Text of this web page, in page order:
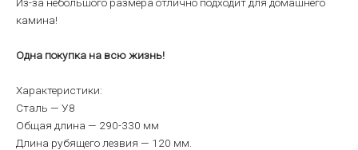
камина!
Одна покупка на всю жизнь!
Характеристики:
Сталь — У8
Общая длина — 290-330 мм
Длина рубящего лезвия — 120 мм.